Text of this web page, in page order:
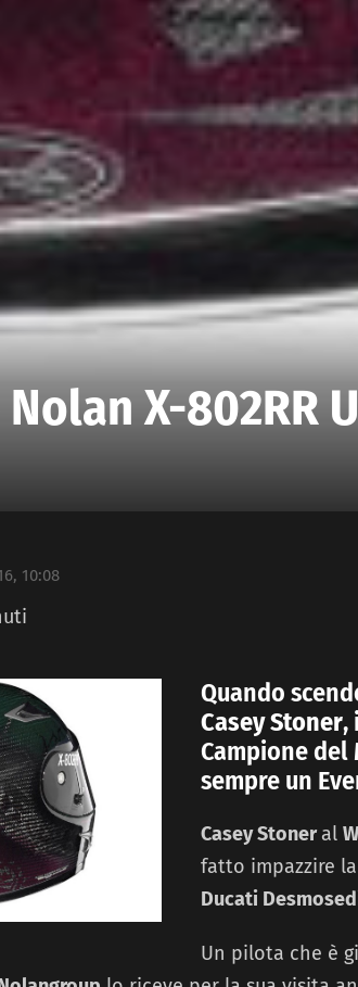
X-802RR
10:08
Quando
Casey Stoner,
Campione del
sempre un
Casey Stoneral
fatto impazzire
Ducati
Un pilota che è